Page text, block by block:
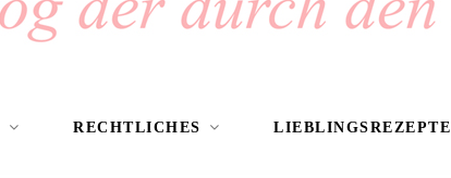
RECHTLICHES LIEBLINGSREZEPTE